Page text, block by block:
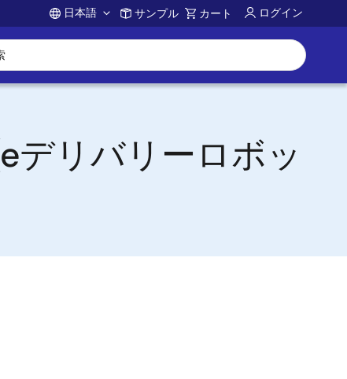
Account
日本語 サンプル カート ログイン
リバリーロボッ